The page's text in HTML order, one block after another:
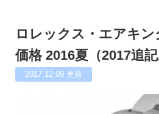
ロレックス・エアキン
価格 2016夏（2017追記
2017.12.09 更新